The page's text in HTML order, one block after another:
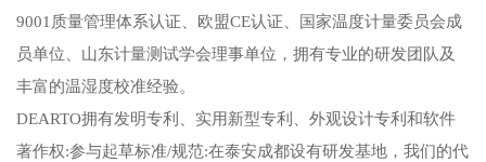
9001质量管理体系认证、欧盟CE认证、国家温度计量委员会成
员单位、山东计量测试学会理事单位，拥有专业的研发团队及
丰富的温湿度校准经验。
DEARTO拥有发明专利、实用新型专利、外观设计专利和软件
著作权:参与起草标准/规范:在泰安成都设有研发基地，我们的代